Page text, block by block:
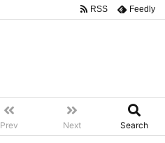
Prev Next Search
RSS Feedly